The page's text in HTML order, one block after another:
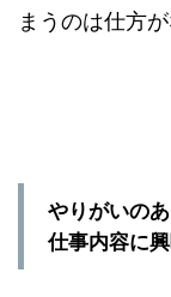
まうのは仕方
やりがいの
仕事内容に